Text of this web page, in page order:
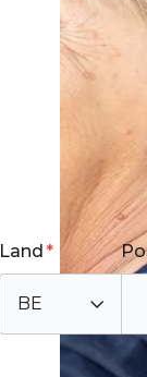
Land*